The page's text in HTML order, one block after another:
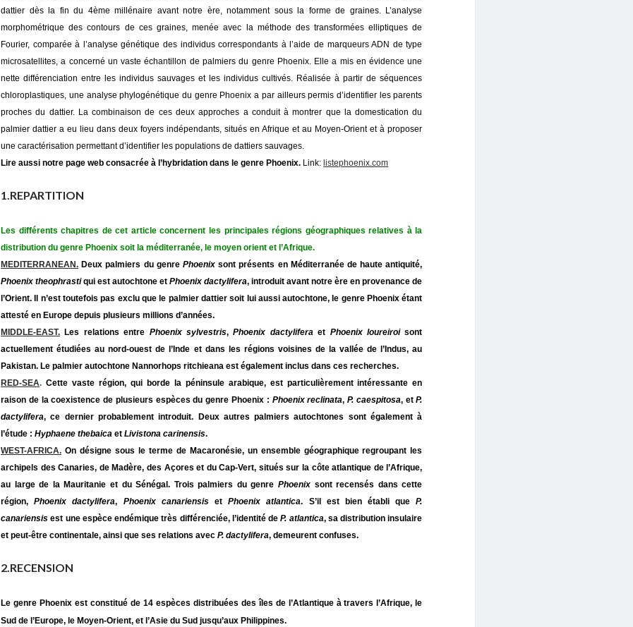
dattier dès la fin du 4ème millénaire avant notre ère, notamment sous la forme de graines. L’analyse
morphométrique des contours de ces graines, menée avec la méthode des transformées elliptiques de
Fourier, comparée à l’analyse génétique des individus correspondants à l’aide de marqueurs ADN de type
microsatellites, a concerné un vaste échantillon de palmiers du genre Phoenix. Elle a mis en évidence une
nette différenciation entre les individus sauvages et les individus cultivés. Réalisée à partir de séquences
chloroplastiques, une analyse phylogénétique du genre Phoenix a par ailleurs permis d’identifier les parents
proches du dattier. La combinaison de ces deux approches a conduit à montrer que la domestication du
palmier dattier a eu lieu dans deux foyers indépendants, situés en Afrique et au Moyen-Orient et à proposer
une caractérisation permettant d’identifier les populations de dattiers sauvages.
Lire aussi notre page web consacrée à l’hybridation dans le genre Phoenix. Link: listephoenix.com
1.REPARTITION
Les différents chapitres de cet article concernent les principales régions géographiques relatives à la
distribution du genre Phoenix soit laméditerranée, le moyen orient et l’Afrique.
MEDITERRANEAN. Deux palmiers du genrePhoenix sont présents en Méditerranée de haute antiquité,
Phoenix theophrastiqui est autochtone etPhoenix dactylifera, introduit avant notre ère en provenance de
l’Orient. Il n’est toutefois pas exclu que le palmier dattier soit lui aussi autochtone, le genre Phoenix étant
attesté en Europe depuis plusieurs millions d’années.
MIDDLE-EAST. Les relations entre Phoenix sylvestris,Phoenix dactyliferaet Phoenix loureiroisont
actuellement étudiées au nord-ouest de l’Inde et dans les régions voisines de la vallée de l’Indus, au
Pakistan. Le palmier autochtone Nannorhops ritchieana est également inclus dans ces recherches.
RED-SEA.Cette vaste région, qui borde la péninsule arabique, est particulièrement intéressante en
raison de la coexistence de plusieurs espèces du genre Phoenix : Phoenix reclinata,P. caespitosa, etP.
dactylifera, ce dernier probablement introduit. Deux autres palmiers autochtones sont également à
l’étude :Hyphaene thebaica etLivistona carinensis.
WEST-AFRICA. On désigne sous le terme de Macaronésie, un ensemble géographique regroupant les
archipels des Canaries, de Madère, des Açores et du Cap-Vert, situés sur la côte atlantique de l’Afrique,
au large de la Mauritanie et du Sénégal. Trois palmiers du genrePhoenix sont recensés dans cette
région,Phoenix dactylifera, Phoenix canariensisetPhoenix atlantica. S’il est bien établi queP.
canariensis est une espèce endémique très différenciée, l’identité deP. atlantica, sa distribution insulaire
et peut-être continentale, ainsi que ses relations avecP. dactylifera, demeurent confuses.
2.RECENSION
Le genre Phoenix est constitué de 14 espèces distribuées des îles de l’Atlantique à travers l’Afrique, le
Sud de l’Europe, le Moyen-Orient, et l’Asie du Sud jusqu’aux Philippines.